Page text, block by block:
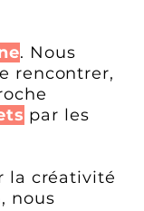
. Nous
rencontrer,
par les
la créativité
nous